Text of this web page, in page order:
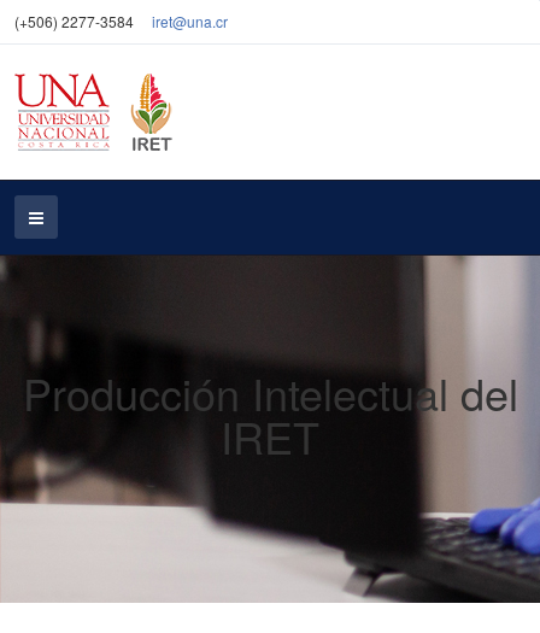
(+506) 2277-3584 iret@una.cr
Producción Intelectual del
IRET